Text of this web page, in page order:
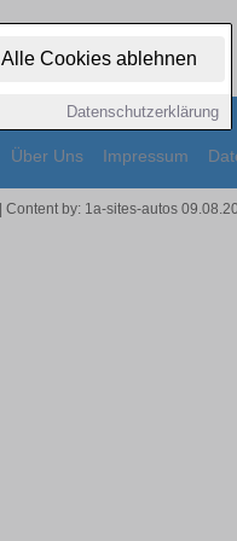
Alle Cookies ablehnen
Datenschutzerklärung
Über Uns Impressum
by: 1a-sites-autos